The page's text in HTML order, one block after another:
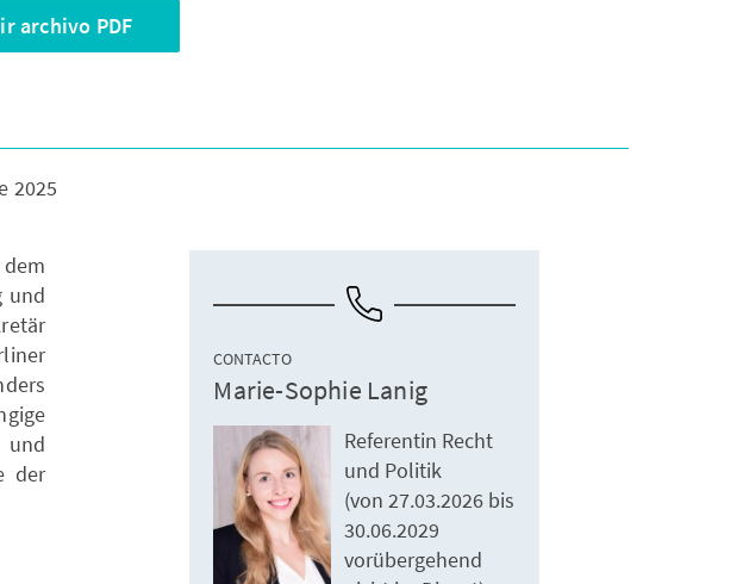
archivo PDF
2025
und
der
CONTACTO
Marie-Sophie Lanig
Referentin Recht
und Politik
(von 27.03.2026 bis
30.06.2029
vorübergehend